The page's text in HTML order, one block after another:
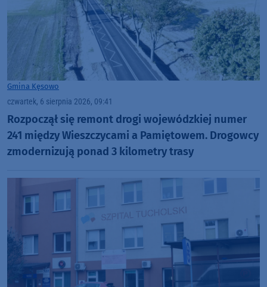
Gmina Kęsowo
czwartek, 6 sierpnia 2026, 09:41
Rozpoczął się remont drogi wojewódzkiej numer
241 między Wieszczycami a Pamiętowem. Drogowcy
zmodernizują ponad 3 kilometry trasy